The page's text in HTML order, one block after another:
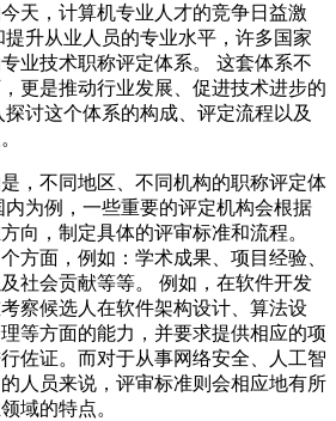
天，计算机专业人才的竞争日益激
升从业人员的专业水平，许多国家
业技术职称评定体系。 这套体系不
更是推动行业发展、促进技术进步的
讨这个体系的构成、评定流程以及
，不同地区、不同机构的职称评定体
为例，一些重要的评定机构会根据
向，制定具体的评审标准和流程。
方面，例如：学术成果、项目经验、
社会贡献等等。 例如，在软件开发
察候选人在软件架构设计、算法设
等方面的能力，并要求提供相应的项
佐证。而对于从事网络安全、人工智
人员来说，评审标准则会相应地有所
域的特点。